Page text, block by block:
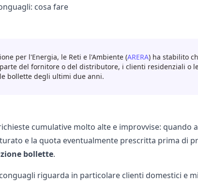
cosa fare
per l'Energia, le Reti e l'Ambiente (ARERA) ha stabilito
del fornitore o del distributore, i clienti residenziali o
bollette degli ultimi due anni.
cumulative molto alte e improvvise:
e la quota eventualmente prescritta prima di
bollette.
riguarda in particolare clienti domestici e